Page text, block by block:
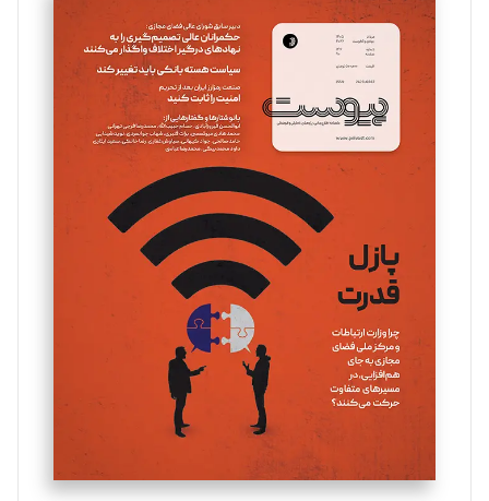
سروش کرمیان
تحریریه
مینا پاکدل
یسنا امان‌پور
تحریریه
ملینا جعفری
تحریریه
مصطفی مسجدی آرانی
تحریریه